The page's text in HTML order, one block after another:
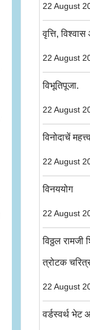
22 August
वृत्ति,
22 August
विभूतिपूजा.
22 August
विनोदाचें
22 August
विनययोग
22 August
विठ्ठल रामजी
त्रोटक
22 August
वर्डस्वर्थ भेट